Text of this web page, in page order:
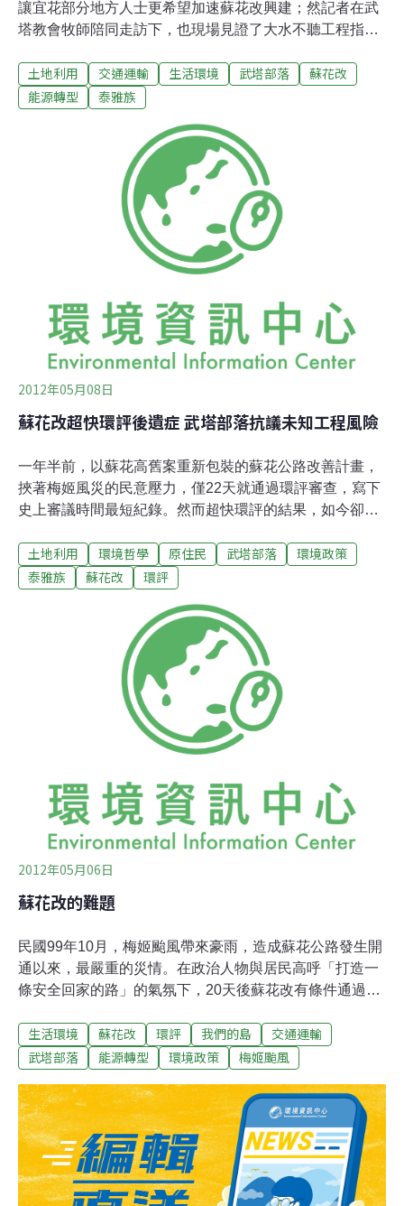
讓宜花部分地方人士更希望加速蘇花改興建；然記者在武
塔教會牧師陪同走訪下，也現場見證了大水不聽工程指揮
擔憂。12日晚間，記者前往南澳，火車才到站，站務人員
急忙通知乘客地下道已經淹水，必須直接越過鐵道出站，
區養護工程處（四工處）防災中心傳來蘇花公路封閉與疏
散的訊息，「停駐在東澳街道之用路人請至東澳國小開放
教室休息」、「停駐在南澳街道之用路人請至南澳高中開
放教室休息」...整晚手機叮咚作響，四工處盡責的即時通
知搶修的進度。在12日早晨與13日全天的兩個豔陽天之間
的半日裡，一個不是颱風的五月天，宜蘭多處測得了500
毫米以上的雨量。當晚蘇花全線封路，有數十車輛行程受
誤的人心中唯一渴望。週二（15日）在
土地利用 交通運輸 生活環境 武塔部落
蘇花改
能源轉型
泰雅族
2012年05月08日
蘇花改超快環評後遺症 武塔部落抗議未知工程風險
一年半前，以蘇花高舊案重新包裝的蘇花公路改善計畫，
挾著梅姬風災的民意壓力，僅22天就通過環評審查，寫下
史上審議時間最短紀錄。然而超快環評的結果，如今卻是
險。武塔部落自救會今（8日）在立法院前抗議，抗議隧
道工程與民宅只有130公尺距離，卻從未徵詢居民意見，
憂，「部落已經從山上搬下來，已經沒有地方可以搬
了！」工程風險未充分告知與溝通美亮．哈用指出，公路
總局的說明會不是在宜蘭、就是在花蓮，有一次到南澳開
卻沒有武塔居民參加，最近一次有部分武塔居民參加的會
議，也只是土地徵收協調會，直到今年3月13日一次部落
會議，承包武塔段的施工廠商法亞公司才在其中簡略說
明，且8月就要動工。美亮．哈用表示，部落經歷過數次
望工程改道，施工單位總是回以「改路線很難」做回應，
土地利用 環境哲學 原住民 武塔部落
環境政策
泰雅族
蘇花改 環評
2012年05月06日
蘇花改的難題
民國99年10月，梅姬颱風帶來豪雨，造成蘇花公路發生開
通以來，最嚴重的災情。在政治人物與居民高呼「打造一
條安全回家的路」的氣氛下，20天後蘇花改有條件通過環
月，蘇花改動工，政府宣示要將蘇花改做成模範工程，一
年多過去，蘇花改卻遭遇阻力。武塔部落居民連署陳情，
莊，為什麼擔憂害怕？蘇花改又遇上了什麼難題？宜蘭縣
南澳鄉的武塔村，是蘇花公路沿線一個寧靜的泰雅部落，
村落背倚武塔山，前有南澳南溪環繞而過。部落居民原本
在山上種植香菇、地瓜、花生等維生，近20年來，這座山
卻不再有人開墾。村落後方的武塔山雖然不高，但是山勢
生活環境 蘇花改 環評 我們的島
交通運輸
武塔部落
能源轉型 環境政策 梅姬颱風